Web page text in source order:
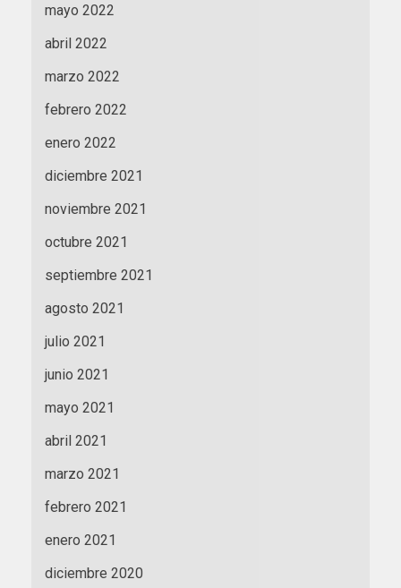
mayo 2022
abril 2022
marzo 2022
febrero 2022
enero 2022
diciembre 2021
noviembre 2021
octubre 2021
septiembre 2021
agosto 2021
julio 2021
junio 2021
mayo 2021
abril 2021
marzo 2021
febrero 2021
enero 2021
diciembre 2020